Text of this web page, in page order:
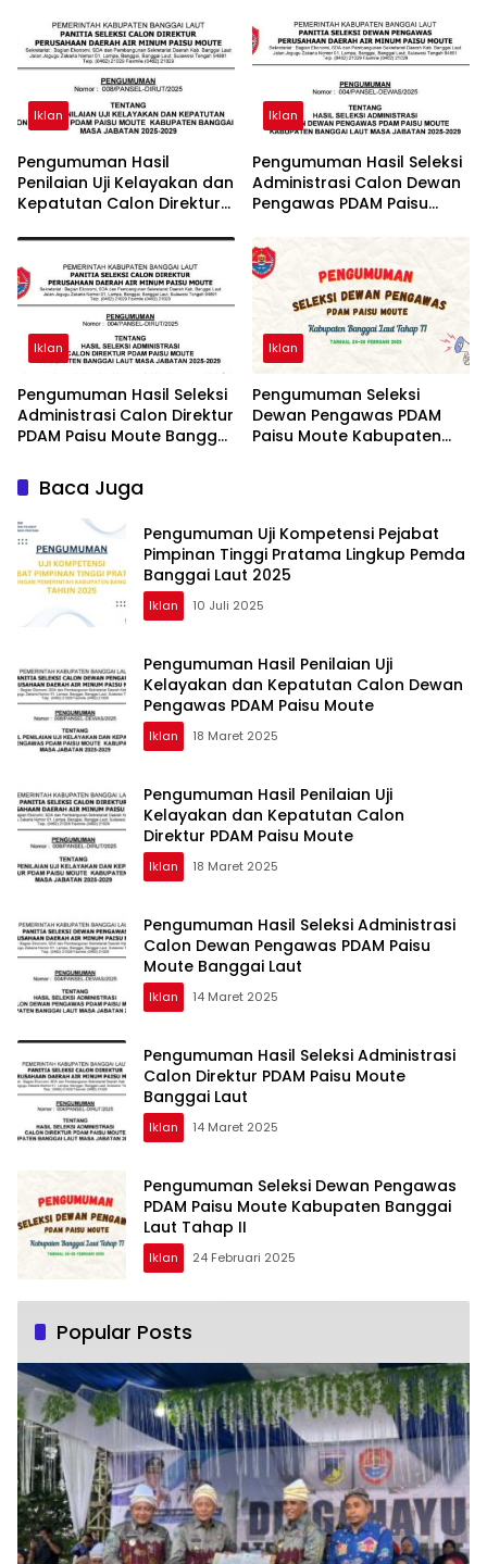
Iklan
Pengumuman Hasil
Penilaian Uji Kelayakan dan
Kepatutan Calon Direktur
Iklan
Pengumuman Hasil Seleksi
Administrasi Calon Dewan
Pengawas PDAM Paisu
Iklan
Pengumuman Hasil Seleksi
Administrasi Calon Direktur
PDAM Paisu Moute Banggai
Iklan
Pengumuman Seleksi
Dewan Pengawas PDAM
Paisu Moute Kabupaten
Baca Juga
Pengumuman Uji Kompetensi Pejabat
Pimpinan Tinggi Pratama Lingkup Pemda
Banggai Laut 2025
Iklan 10 Juli 2025
Pengumuman Hasil Penilaian Uji
Kelayakan dan Kepatutan Calon Dewan
Pengawas PDAM Paisu Moute
Iklan 18 Maret 2025
Pengumuman Hasil Penilaian Uji
Kelayakan dan Kepatutan Calon
Direktur PDAM Paisu Moute
Iklan 18 Maret 2025
Pengumuman Hasil Seleksi Administrasi
Calon Dewan Pengawas PDAM Paisu
Moute Banggai Laut
Iklan 14 Maret 2025
Pengumuman Hasil Seleksi Administrasi
Calon Direktur PDAM Paisu Moute
Banggai Laut
Iklan 14 Maret 2025
Pengumuman Seleksi Dewan Pengawas
PDAM Paisu Moute Kabupaten Banggai
Laut Tahap II
Iklan 24 Februari 2025
Popular Posts